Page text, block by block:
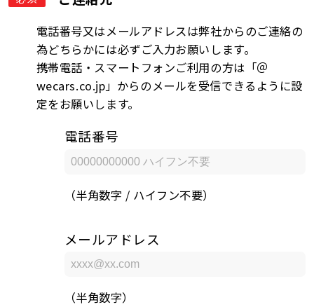
電話番号又はメールアドレスは弊社からのご連絡の
為どちらかには必ずご入力お願いします。
携帯電話・スマートフォンご利用の方は「＠
wecars.co.jp」からのメールを受信できるように設
定をお願いします。
電話番号
（半角数字 / ハイフン不要）
メールアドレス
（半角数字）